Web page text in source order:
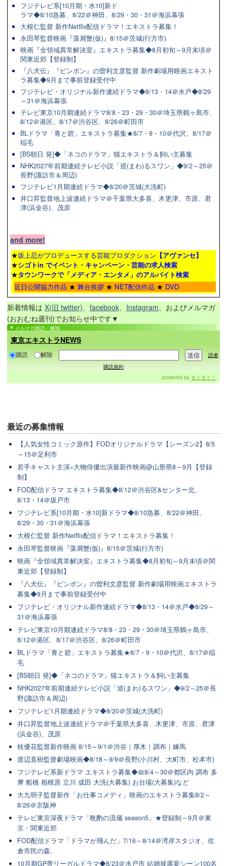
フジテレビ系[10月期・水10]新ド
ラマ◆8/10急募、8/22＠神田、8/29・30・31＠海浜幕張
大根仁監督 新作Netflix配信ドラマ！エキストラ募集！
永田琴監督映画『藻屑蟹(仮)』8/15＠茨城(行方市)
映画『全領域異常解決室』エキストラ募集◆8月初旬～9月末頃＠
関東近郊【登録制】
『八犬伝』『ピンポン』の曽利文彦監督 新作劇場用映画エキスト
ラ募集◆9月まで事前登録受付中
フジテレビ・オリジナル新作連続ドラマ◆8/13・14＠水戸◆8/29
～31＠海浜幕張
テレビ東京10月期連続ドラマ8/8・23・29・30＠埼玉県鶴ヶ島市、
8/12＠港区、8/17＠渋谷区、8/26＠町田市
BLドラマ「青と碧」エキストラ募集★8/7・9・10＠代沢、8/17＠
稲毛
[BS朝日 発]◆「ネコのドラマ」猫エキストラ＆飼い主募集
NHK2027年前期連続テレビ小説「巡(まわ)るスワン」◆9/2～25＠
長野(諏訪市＆周辺)
フジテレビ1月期連続ドラマ◆8/20＠茨城(大洗町)
井口昇監督地上波連続ドラマ＠千葉県大多喜、木更津、市原、君
津(浜金谷)、茂原
and more!
★坂上忍がプロデュースする芸能プロダクション 【アヴァンセ】
★シゴトin でイベント・キャンペーン・芸能の求人検索
★タウンワークで「メディア・エンタメ」のアルバイト検索
近日公開協力作品 ★ 舞台挨拶 ★ NET配信作品 ★ DVD
新着情報は X(旧 twitter) facebook Instagram 、およびメルマガ
(おおむね週刊)でお知らせ中です▼
メルマガ購読・解除
東京エキストラNEWS
購読 解除
読者
購読規約
powered by まぐまぐ！
最近の募集情報
【人気女性コミック原作】FODオリジナルドラマ【シーズン2】8/5
～15＠足利市
若手キャスト主演×大物俳優出演最新作映画@山形県8～9月【登録
制】
FOD配信ドラマ エキストラ募集◆8/12＠渋谷区&センター北、
8/13・14＠坂戸市
フジテレビ系[10月期・水10]新ドラマ◆8/10急募、8/22＠神田、
8/29・30・31＠海浜幕張
大根仁監督 新作Netflix配信ドラマ！エキストラ募集！
永田琴監督映画『藻屑蟹(仮)』8/15＠茨城(行方市)
映画『全領域異常解決室』エキストラ募集◆8月初旬～9月末頃＠関
東近郊【登録制】
『八犬伝』『ピンポン』の曽利文彦監督 新作劇場用映画エキストラ
募集◆9月まで事前登録受付中
フジテレビ・オリジナル新作連続ドラマ◆8/13・14＠水戸◆8/29～
31＠海浜幕張
テレビ東京10月期連続ドラマ8/8・23・29・30＠埼玉県鶴ヶ島市、
8/12＠港区、8/17＠渋谷区、8/26＠町田市
BLドラマ「青と碧」エキストラ募集★8/7・9・10＠代沢、8/17＠稲
毛
[BS朝日 発]◆「ネコのドラマ」猫エキストラ＆飼い主募集
NHK2027年前期連続テレビ小説「巡(まわ)るスワン」◆9/2～25＠長
野(諏訪市＆周辺)
フジテレビ1月期連続ドラマ◆8/20＠茨城(大洗町)
井口昇監督地上波連続ドラマ＠千葉県大多喜、木更津、市原、君津
(浜金谷)、茂原
枝優花監督新作映画 8/15～9/1＠渋谷｜厚木｜調布｜練馬
渡辺直樹監督劇場映画◆8/18～9/9＠長野(小川村、大町市、松本市)
フジテレビ系新ドラマ エキストラ募集◆📅8/4～30＠都区内 調布 多
摩 船橋 相模原 立川 成田 大洗(大募集) お台場(大募集)など
大九明子監督新作「お仕事コメディ」映画のエキストラ募集8/2～
8/26＠京阪神
テレビ東京深夜ドラマ「晩酌の流儀 season5」★登録制～9月＠東
京・関東近郊
FOD配信ドラマ「ドラマが飛んだ」7/16～8/14＠湾岸スタジオ、佐
倉市民の森,
10月期GP帯リーガルドラマ◆8/23＠水戸市 結婚披露宴シーン100名